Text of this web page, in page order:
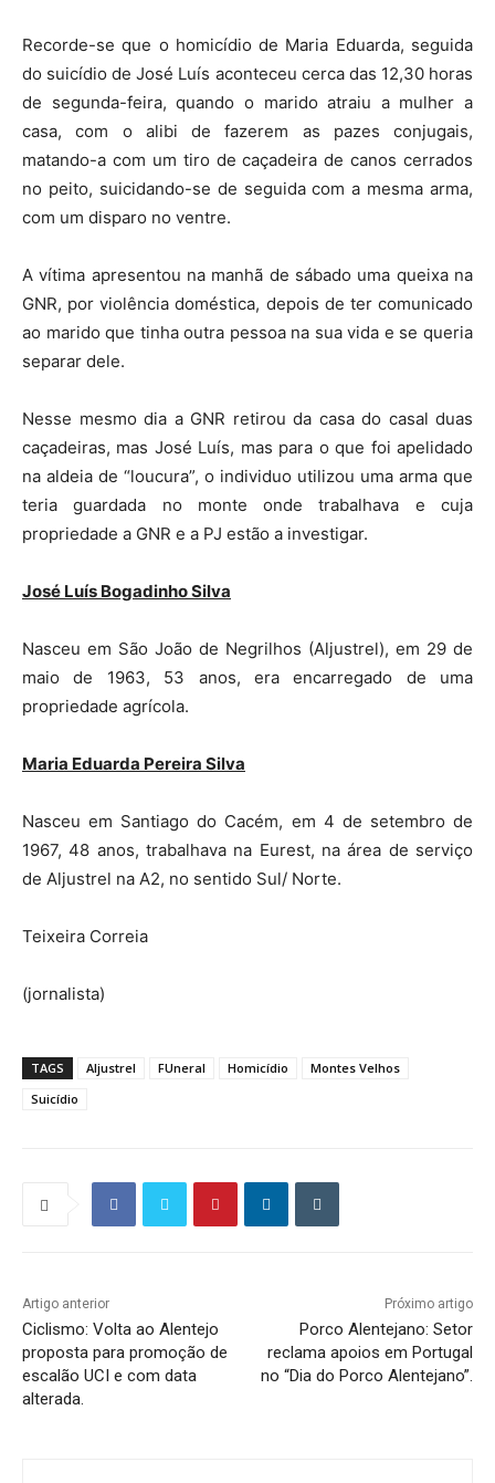
Recorde-se que o homicídio de Maria Eduarda, seguida
do suicídio de José Luís aconteceu cerca das 12,30 horas
de segunda-feira, quando o marido atraiu a mulher a
casa, com o alibi de fazerem as pazes conjugais,
matando-a com um tiro de caçadeira de canos cerrados
no peito, suicidando-se de seguida com a mesma arma,
com um disparo no ventre.
A vítima apresentou na manhã de sábado uma queixa na
GNR, por violência doméstica, depois de ter comunicado
ao marido que tinha outra pessoa na sua vida e se queria
separar dele.
Nesse mesmo dia a GNR retirou da casa do casal duas
caçadeiras, mas José Luís, mas para o que foi apelidado
na aldeia de “loucura”, o individuo utilizou uma arma que
teria guardada no monte onde trabalhava e cuja
propriedade a GNR e a PJ estão a investigar.
José Luís Bogadinho Silva
Nasceu em São João de Negrilhos (Aljustrel), em 29 de
maio de 1963, 53 anos, era encarregado de uma
propriedade agrícola.
Maria Eduarda Pereira Silva
Nasceu em Santiago do Cacém, em 4 de setembro de
1967, 48 anos, trabalhava na Eurest, na área de serviço
de Aljustrel na A2, no sentido Sul/ Norte.
Teixeira Correia
(jornalista)
TAGS Aljustrel FUneral Homicídio
Montes Velhos
Suicídio
Artigo anterior
Ciclismo: Volta ao Alentejo
proposta para promoção de
escalão UCI e com data
alterada.
Próximo artigo
Porco Alentejano: Setor
reclama apoios em Portugal
no “Dia do Porco Alentejano”.